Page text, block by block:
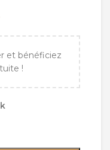
et bénéficiez
!